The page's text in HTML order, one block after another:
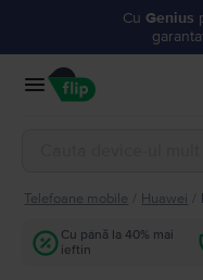
Cu Genius
Telefoane mobile Huawei
Cu până la 40% mai
ieftin